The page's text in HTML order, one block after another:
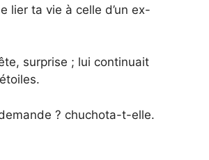
lier ta vie à celle d’un ex-
surprise ; lui continuait
? chuchota-t-elle.